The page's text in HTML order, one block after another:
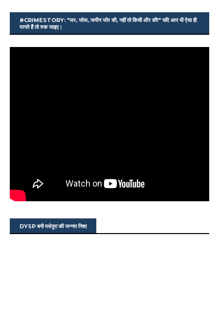
#CRIMESTORY: "जर, जोरू, जमीन जोर की, नहीं तो किसी और की!" यदि आप भी ऐसा ही
मानते हैं तो रुक जाइए।
DYSP बनी मधेपुरा की जन्नत निशा